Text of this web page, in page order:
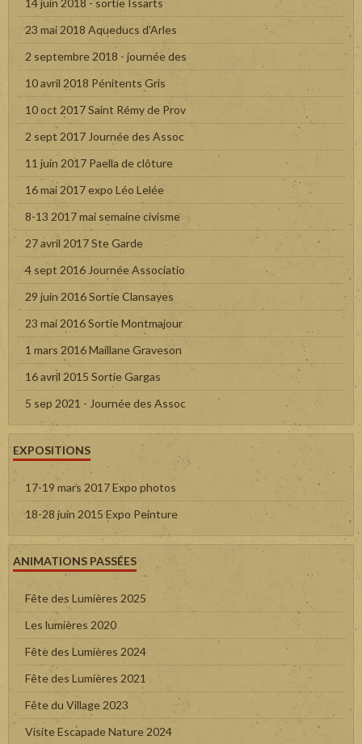
23 mai 2018 Aqueducs d'Arles
2 septembre 2018 - journée des
10 avril 2018 Pénitents Gris
10 oct 2017 Saint Rémy de Prov
2 sept 2017 Journée des Assoc
11 juin 2017 Paella de clôture
16 mai 2017 expo Léo Lelée
8-13 2017 mai semaine civisme
27 avril 2017 Ste Garde
4 sept 2016 Journée Associatio
29 juin 2016 Sortie Clansayes
23 mai 2016 Sortie Montmajour
1 mars 2016 Maillane Graveson
16 avril 2015 Sortie Gargas
5 sep 2021 - Journée des Assoc
EXPOSITIONS
17-19 mars 2017 Expo photos
18-28 juin 2015 Expo Peinture
ANIMATIONS PASSÉES
Fête des Lumières 2025
Les lumières 2020
Fête des Lumières 2024
Fête des Lumières 2021
Fête du Village 2023
Visite Escapade Nature 2024